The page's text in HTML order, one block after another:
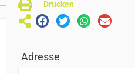
Drucken
Adresse